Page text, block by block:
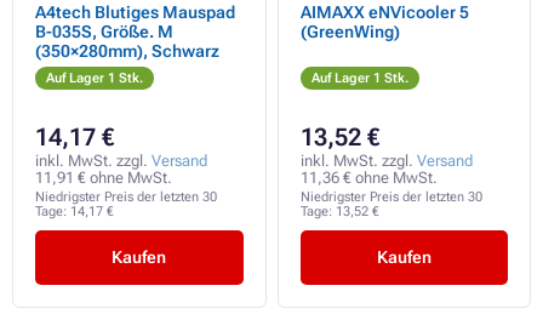
A4tech Blutiges Mauspad
B-035S, Größe. M
(350×280mm), Schwarz
Auf Lager 1 Stk.
14,17 €
inkl. MwSt. zzgl. Versand
11,91 € ohne MwSt.
Niedrigster Preis der letzten 30
Tage: 14,17 €
Kaufen
AIMAXX eNVicooler 5
(GreenWing)
Auf Lager 1 Stk.
13,52 €
inkl. MwSt. zzgl. Versand
11,36 € ohne MwSt.
Niedrigster Preis der letzten 30
Tage: 13,52 €
Kaufen